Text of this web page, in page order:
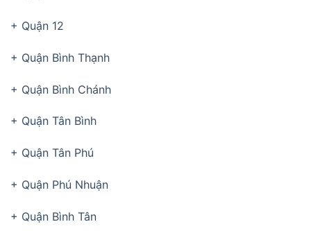
+ Quận 12
+ Quận Bình Thạnh
+ Quận Bình Chánh
+ Quận Tân Bình
+ Quận Tân Phú
+ Quận Phú Nhuận
+ Quận Bình Tân